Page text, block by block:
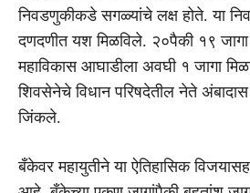
निवडणुकीकडे सगळ्यांचे लक्ष होते. या
दणदणीत यश मिळविले. २०पैकी १९ जागा
महाविकास आघाडीला अवघी १ जागा
शिवसेनेचे विधान परिषदेतील नेते
जिंकले.
बँकेवर महायुतीने या ऐतिहासिक